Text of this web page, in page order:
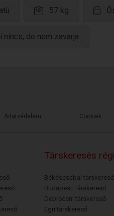
57 kg
nincs, de nem zavarja
Adatvédelem Cookiek
Társkeresés
Békéscsabai társkereső
Budapesti társkereső
Debreceni társkereső
Egri társkereső